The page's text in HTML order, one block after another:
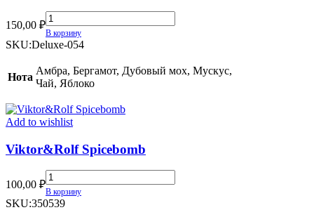
150,00 ₽
Vilhelm
Parfumerie
Dear
(TR)
quantity
В корзину
SKU:Deluxe-054
Нота
Амбра, Бергамот, Дубовый мох, Мускус,
Чай, Яблоко
Add to wishlist
Viktor&Rolf Spicebomb
100,00 ₽
Viktor&Rolf
Spicebomb
quantity
В корзину
SKU:350539